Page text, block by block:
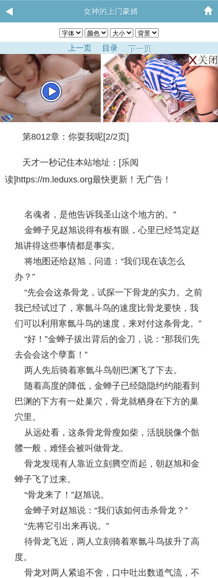
女神的上门豪婿
上一页 目录 下一页
第8012章：你耍我呢[2/2页]
天才一秒记住本站地址：[乐阅
读]https://m.leduxs.org最快更新！无广告！
名魂者，是他告诉我圣山这个地方的。”
金蝉子见赵旭说得有板有眼，心里已经笃定赵
旭讲得这些事情都是事实。
将地图还给赵旭，问道：“我们现在该怎么
办？”
“先会会这条骨龙，试探一下骨龙的实力。之前
我已经试过了，寒氤斗鸟的速度比骨龙要快，我
们可以利用寒氤斗鸟的速度，来对付这条骨龙。”
“好！”金蝉子拔出背后的金刀，说：“那我们先
去会会这个孽畜！”
两人先后骑着寒氤斗鸟朝巴渊飞了下去。
随着高度的降低，金蝉子已经隐隐约约能看到
巴渊的下方有一处巢穴，骨龙就栖身在下方的巢
穴里。
从远处看，这条骨龙骨瘦如柴，活脱脱像个骷
髅一般，难怪会被叫做骨龙。
骨龙发现有人靠近立刻腾空而起，朝赵旭和金
蝉子飞了过来。
“骨龙来了！”赵旭说。
金蝉子对赵旭说：“我们该如何击杀骨龙？”
“先将它引出来再说。”
待骨龙飞近，两人立刻骑着寒氤斗鸟拔升了高
度。
骨龙对两人紧追不舍，口中吐出数道气流，不